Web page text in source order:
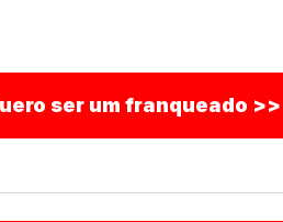
ser um franqueado >>